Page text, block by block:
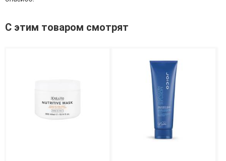
Антицеллюлитные средства
Лосьоны, сыворотки и эликсиры для тела
Масла для тела
Молочко для тела
С этим товаром смотрят